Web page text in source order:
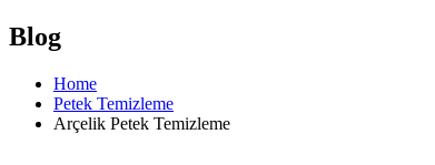
Blog
Home
Petek Temizleme
Arçelik Petek Temizleme